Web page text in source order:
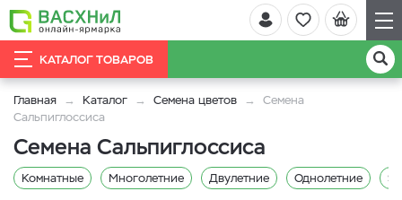
КАТАЛОГ ТОВАРОВ
Главная Каталог Семена цветов
Семена
Сальпиглоссиса
Семена Сальпиглоссиса
Комнатные Многолетние Двулетние Однолетние